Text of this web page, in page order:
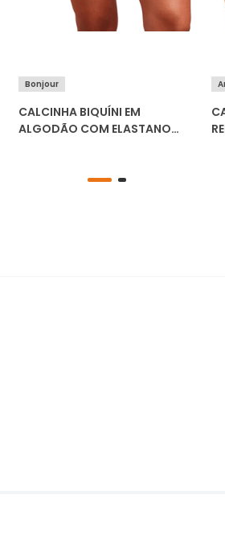
Bonjour
CALCINHA BIQUÍNI EM
ALGODÃO COM ELASTANO